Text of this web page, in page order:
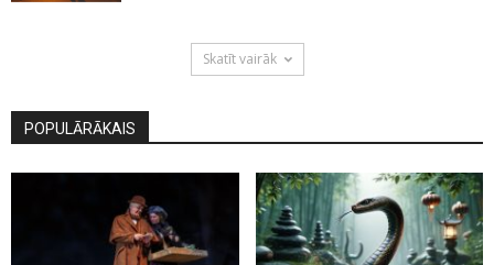
Skatīt vairāk
POPULĀRĀKAIS